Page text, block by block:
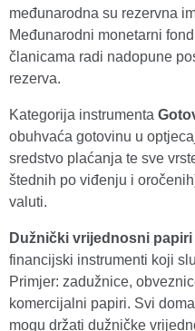
međunarodna su rezervna
Međunarodni monetarni
članicama radi nadopune
rezerva.
Kategorija instrumenta
obuhvaća gotovinu u
sredstvo plaćanja te sve
štednih po viđenju i
valuti.
Dužnički vrijednosni papiri
financijski instrumenti koji
Primjer: zadužnice,
komercijalni papiri. Svi
mogu držati dužničke